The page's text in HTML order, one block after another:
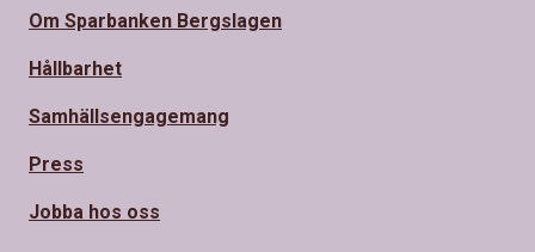
Om Sparbanken Bergslagen
Hållbarhet
Samhällsengagemang
Press
Jobba hos oss